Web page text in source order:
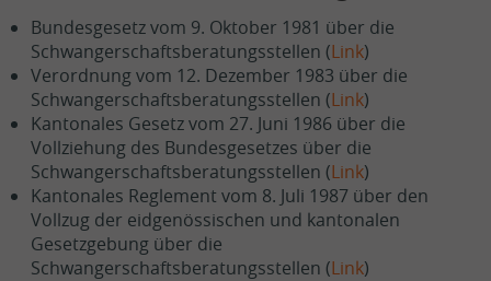
Bundesgesetz vom 9. Oktober 1981 über die
Schwangerschaftsberatungsstellen (Link)
Verordnung vom 12. Dezember 1983 über die
Schwangerschaftsberatungsstellen (Link)
Kantonales Gesetz vom 27. Juni 1986 über die
Vollziehung des Bundesgesetzes über die
Schwangerschaftsberatungsstellen (Link)
Kantonales Reglement vom 8. Juli 1987 über den
Vollzug der eidgenössischen und kantonalen
Gesetzgebung über die
Schwangerschaftsberatungsstellen (Link)